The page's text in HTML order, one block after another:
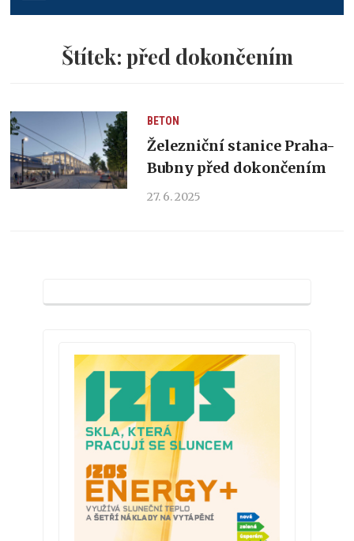
Štítek: před dokončením
BETON
Železniční stanice Praha-
Bubny před dokončením
27. 6. 2025